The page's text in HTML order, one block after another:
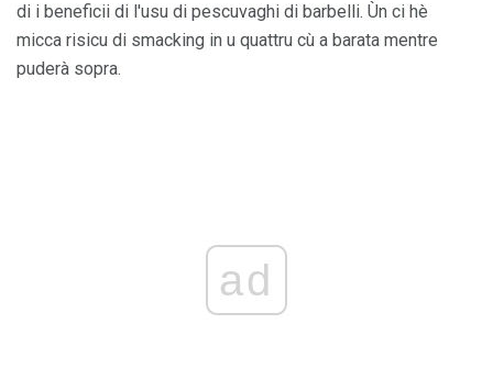
di i beneficii di l'usu di pescuvaghi di barbelli. Ùn ci hè
micca risicu di smacking in u quattru cù a barata mentre
puderà sopra.
ad